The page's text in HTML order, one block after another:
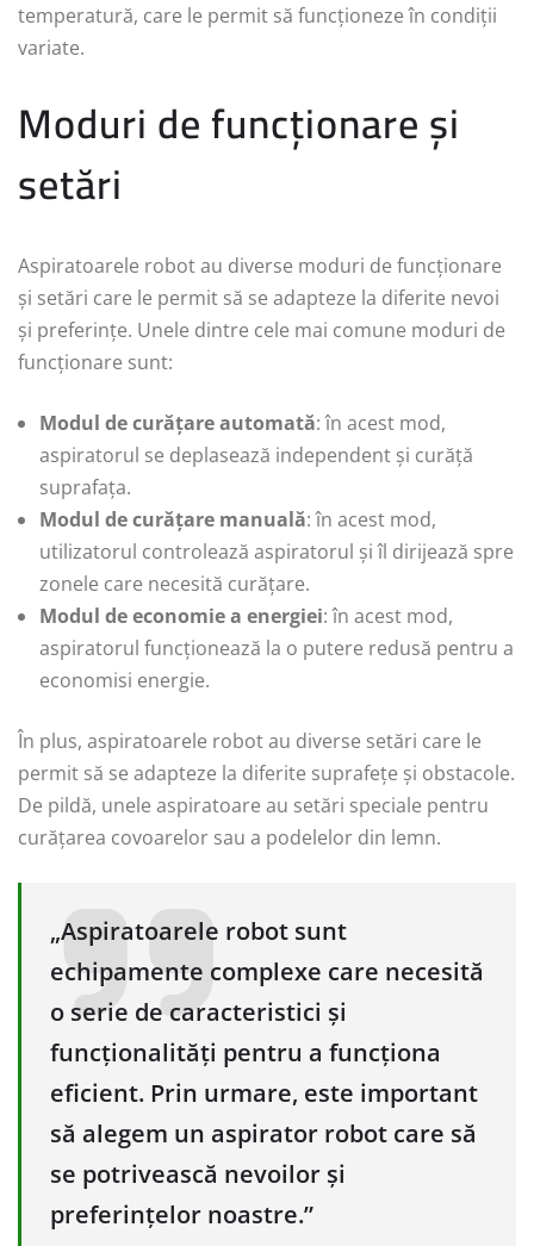
temperatură, care le permit să funcționeze în condiții
variate.
Moduri de funcționare și
setări
Aspiratoarele robot au diverse moduri de funcționare
și setări care le permit să se adapteze la diferite nevoi
și preferințe. Unele dintre cele mai comune moduri de
funcționare sunt:
Modul de curățare automată: în acest mod,
aspiratorul se deplasează independent și curăță
suprafața.
Modul de curățare manuală: în acest mod,
utilizatorul controlează aspiratorul și îl dirijează spre
zonele care necesită curățare.
Modul de economie a energiei: în acest mod,
aspiratorul funcționează la o putere redusă pentru a
economisi energie.
În plus, aspiratoarele robot au diverse setări care le
permit să se adapteze la diferite suprafețe și obstacole.
De pildă, unele aspiratoare au setări speciale pentru
curățarea covoarelor sau a podelelor din lemn.
„Aspiratoarele robot sunt
echipamente complexe care necesită
o serie de caracteristici și
funcționalități pentru a funcționa
eficient. Prin urmare, este important
să alegem un aspirator robot care să
se potrivească nevoilor și
preferințelor noastre.”